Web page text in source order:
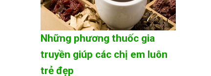
Những phương thuốc gia
truyền giúp các chị em luôn
trẻ đẹp